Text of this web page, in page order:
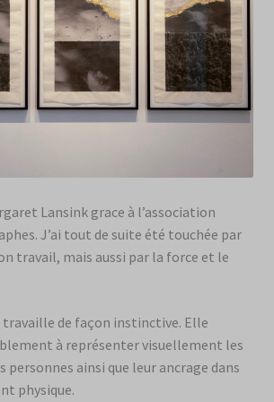
Lansink grace à l’association
J’ai tout de suite été touchée par
travail, mais aussi par la force et le
travaille de façon instinctive. Elle
à représenter visuellement les
ainsi que leur ancrage dans
physique.